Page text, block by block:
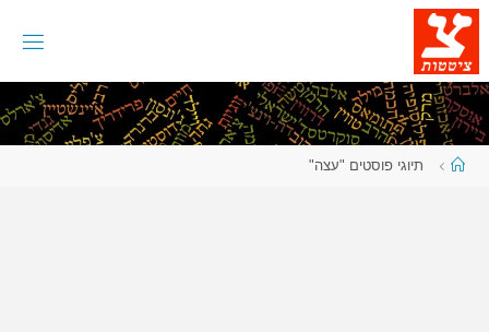
דלגו
לתוכן
עמודתיוגי פוסטים "עצה"